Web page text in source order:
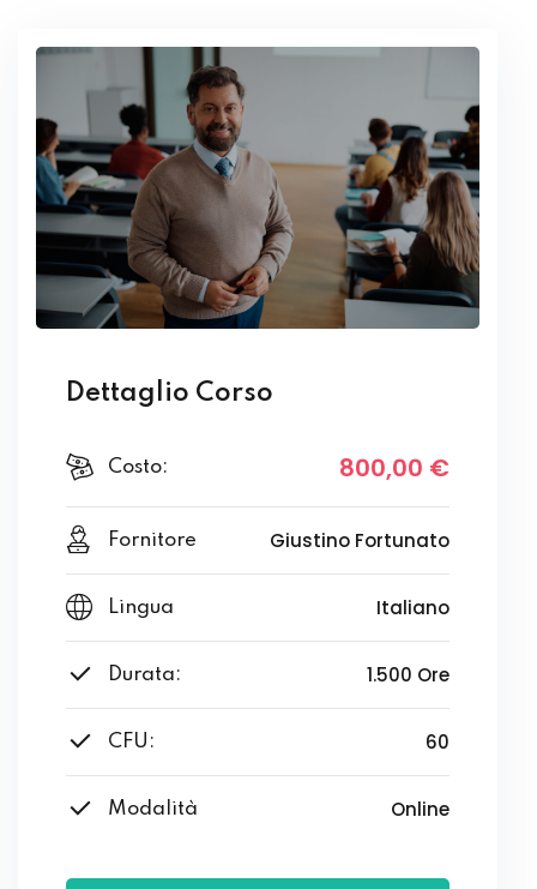
alla materia in oggetto
Dettaglio Corso
Costo: 800,00 €
Fornitore Giustino Fortunato
Lingua Italiano
Durata: 1.500 Ore
CFU: 60
Modalità Online